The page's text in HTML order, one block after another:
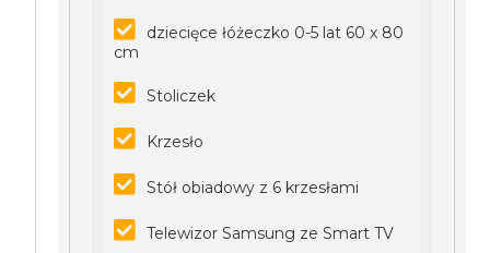
dziecięce łóżeczko 0-5 lat 60 x 80
cm
Stoliczek
Krzesło
Stół obiadowy z 6 krzesłami
Telewizor Samsung ze Smart TV